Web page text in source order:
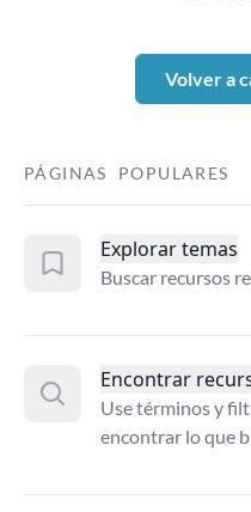
Volver a
PÁGINAS POPULARES
Explorar temas
Buscar recursos
Encontrar
Use términos y
encontrar lo que